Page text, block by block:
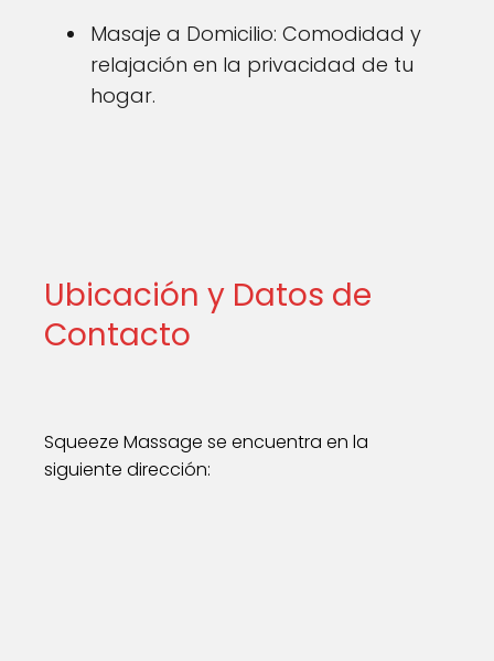
Masaje a Domicilio: Comodidad y
relajación en la privacidad de tu
hogar.
Ubicación y Datos de
Contacto
Squeeze Massage se encuentra en la
siguiente dirección: